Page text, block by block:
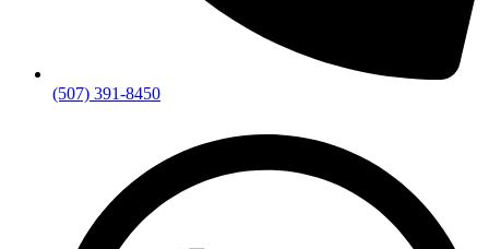
(507) 391-8450